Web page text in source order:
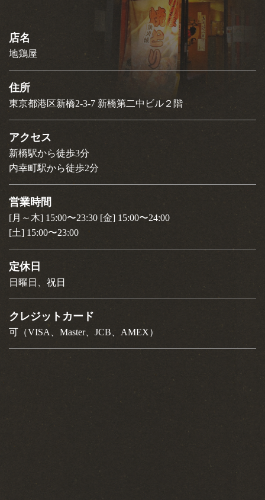
店名
地鶏屋
住所
東京都港区新橋2-3-7 新橋第二中ビル２階
アクセス
新橋駅から徒歩3分
内幸町駅から徒歩2分
営業時間
[月～木] 15:00〜23:30 [金] 15:00〜24:00
[土] 15:00〜23:00
定休日
日曜日、祝日
クレジットカード
可（VISA、Master、JCB、AMEX）